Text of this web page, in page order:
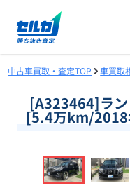
中古車買取・査定TOP 車買取
[A323464]ラン
[5.4万km/2018